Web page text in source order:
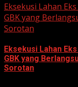
Eksekusi Lahan
GBK yang
Sorotan
Eksekusi Lahan
GBK yang
Sorotan